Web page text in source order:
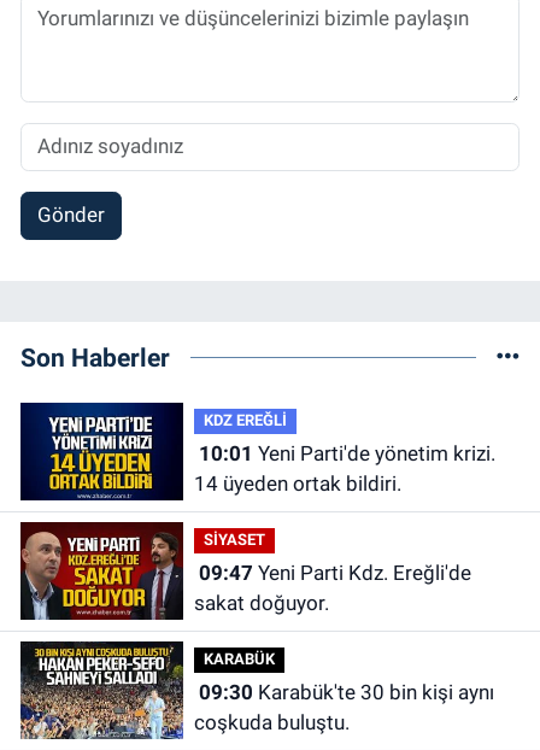
Gönder
Son Haberler
KDZ EREĞLİ
10:01
14 üyeden ortak bildiri.
SİYASET
09:47
sakat doğuyor.
KARABÜK
09:30
coşkuda buluştu.